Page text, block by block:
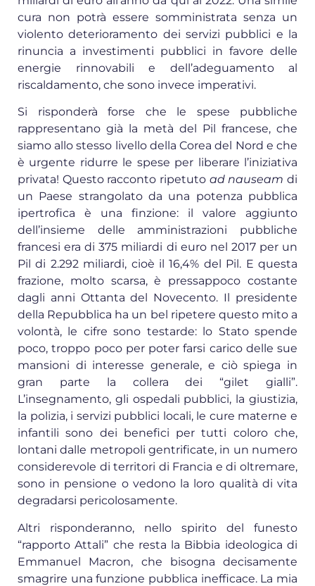
cura non potrà essere somministrata senza un
violento deterioramento dei servizi pubblici e la
rinuncia a investimenti pubblici in favore delle
energie rinnovabili e dell’adeguamento al
riscaldamento, che sono invece imperativi.
Si risponderà forse che le spese pubbliche
rappresentano già la metà del Pil francese, che
siamo allo stesso livello della Corea del Nord e che
è urgente ridurre le spese per liberare l’iniziativa
privata! Questo racconto ripetuto ad nauseamdi
un Paese strangolato da una potenza pubblica
ipertrofica è una finzione: il valore aggiunto
dell’insieme delle amministrazioni pubbliche
francesi era di 375 miliardi di euro nel 2017 per un
Pil di 2.292 miliardi, cioè il 16,4% del Pil. E questa
frazione, molto scarsa, è pressappoco costante
dagli anni Ottanta del Novecento. Il presidente
della Repubblica ha un bel ripetere questo mito a
volontà, le cifre sono testarde: lo Stato spende
poco, troppo poco per poter farsi carico delle sue
mansioni di interesse generale, e ciò spiega in
gran parte la collera dei “gilet gialli”.
L’insegnamento, gli ospedali pubblici, la giustizia,
la polizia, i servizi pubblici locali, le cure materne e
infantili sono dei benefici per tutti coloro che,
lontani dalle metropoli gentrificate, in un numero
considerevole di territori di Francia e di oltremare,
sono in pensione o vedono la loro qualità di vita
degradarsi pericolosamente.
Altri risponderanno, nello spirito del funesto
“rapporto Attali” che resta la Bibbia ideologica di
Emmanuel Macron, che bisogna decisamente
smagrire una funzione pubblica inefficace. La mia